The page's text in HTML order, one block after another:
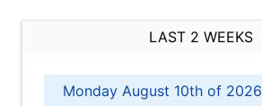
LAST 2 WEEKS
Monday August 10th of 2026